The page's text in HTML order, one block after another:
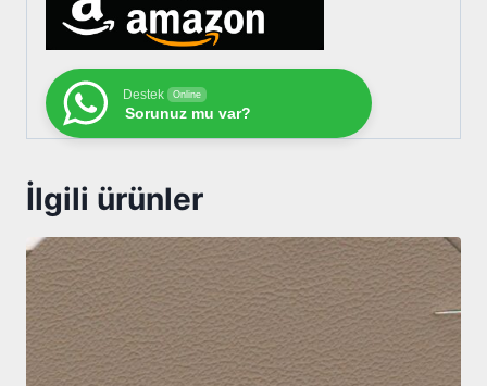
Destek Online
Sorunuz mu var?
İlgili ürünler